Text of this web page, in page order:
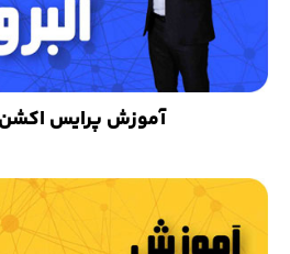
آموزش پرایس